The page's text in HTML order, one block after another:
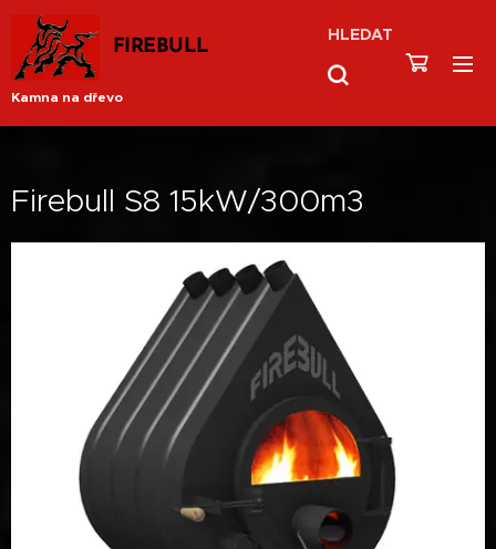
FIREBULL
Kamna na dřevo
HLEDAT
Firebull S8 15kW/300m3